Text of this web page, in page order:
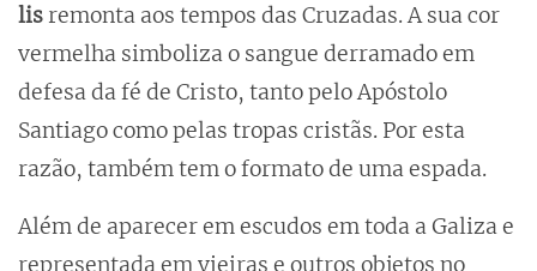
lis remonta aos tempos das Cruzadas. A sua cor
vermelha simboliza o sangue derramado em
defesa da fé de Cristo, tanto pelo Apóstolo
Santiago como pelas tropas cristãs. Por esta
razão, também tem o formato de uma espada.
Além de aparecer em escudos em toda a Galiza e
representada em vieiras e outros objetos no